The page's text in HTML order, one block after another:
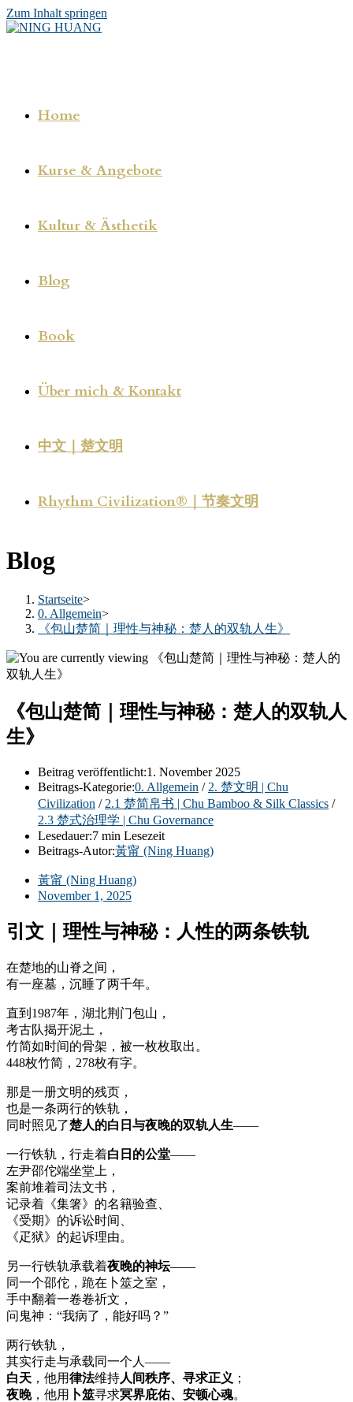
Zum Inhalt springen
Home
Kurse & Angebote
Kultur & Ästhetik
Blog
Book
Über mich & Kontakt
中文｜楚文明
Rhythm Civilization®｜节奏文明
Blog
Startseite>
0. Allgemein>
《包山楚简｜理性与神秘：楚人的双轨人生》
《包山楚简｜理性与神秘：楚人的双轨人
生》
Beitrag veröffentlicht:1. November 2025
Beitrags-Kategorie:0. Allgemein / 2. 楚文明 | Chu
Civilization / 2.1 楚简帛书 | Chu Bamboo & Silk Classics /
2.3 楚式治理学 | Chu Governance
Lesedauer:7 min Lesezeit
Beitrags-Autor:黃甯 (Ning Huang)
黃甯 (Ning Huang)
November 1, 2025
引文｜理性与神秘：人性的两条铁轨
在楚地的山脊之间，
有一座墓，沉睡了两千年。
直到1987年，湖北荆门包山，
考古队揭开泥土，
竹简如时间的骨架，被一枚枚取出。
448枚竹简，278枚有字。
那是一册文明的残页，
也是一条两行的铁轨，
同时照见了楚人的白日与夜晚的双轨人生——
一行铁轨，行走着白日的公堂——
左尹邵佗端坐堂上，
案前堆着司法文书，
记录着《集箸》的名籍验查、
《受期》的诉讼时间、
《疋狱》的起诉理由。
另一行铁轨承载着夜晚的神坛——
同一个邵佗，跪在卜筮之室，
手中翻着一卷卷祈文，
问鬼神：“我病了，能好吗？”
两行铁轨，
其实行走与承载同一个人——
白天 ，他用律法维持人间秩序、寻求正义 ；
夜晚，他用 卜筮寻求冥界庇佑、安顿心魂。